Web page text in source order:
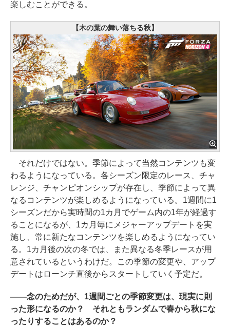
楽しむことができる。
【木の葉の舞い落ちる秋】
それだけではない。季節によって当然コンテンツも変
わるようになっている。各シーズン限定のレース、チャ
レンジ、チャンピオンシップが存在し、季節によって異
なるコンテンツが楽しめるようになっている。1週間に1
シーズンだから実時間の1カ月でゲーム内の1年が経過す
ることになるが、1カ月毎にメジャーアップデートを実
施し、常に新たなコンテンツを楽しめるようになってい
る。1カ月後の次の冬では、また異なる冬季レースが用
意されているというわけだ。この季節の変更や、アップ
デートはローンチ直後からスタートしていく予定だ。
――念のためだが、1週間ごとの季節変更は、現実に則
った形になるのか？ それともランダムで春から秋にな
ったりすることはあるのか？